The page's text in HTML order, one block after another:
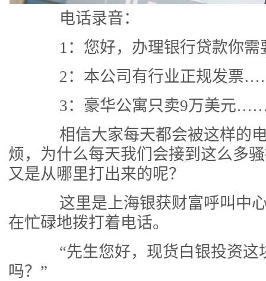
电话录音：
1：您好，办理银行贷款你
2：本公司有行业正规发票
3：豪华公寓只卖9万美元
相信大家每天都会被这样的电
烦，为什么每天我们会接到这么多
又是从哪里打出来的呢？
这里是上海银获财富呼叫中心
在忙碌地拨打着电话。
“先生您好，现货白银投资这
吗？”